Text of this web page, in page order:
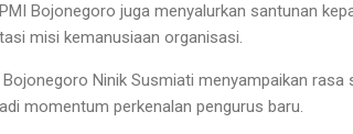
Bojonegoro juga menyalurkan santunan
misi kemanusiaan organisasi.
Ninik Susmiati menyampaikan
momentum perkenalan pengurus baru.